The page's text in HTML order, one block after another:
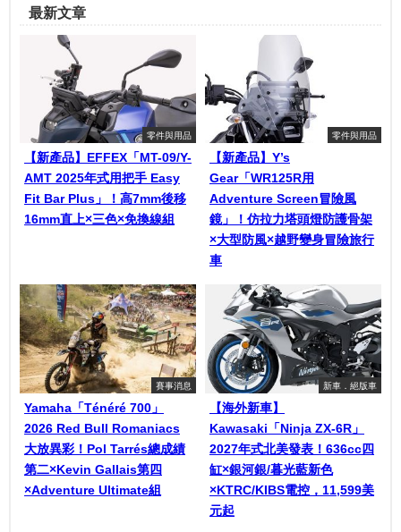
最新文章
零件與用品
【新產品】EFFEX「MT-09/Y-
AMT 2025年式用把手 Easy
Fit Bar Plus」！高7mm後移
16mm直上×三色×免換線組
零件與用品
【新產品】Y’s
Gear「WR125R用
Adventure Screen冒險風
鏡」！仿拉力塔頭燈防護骨架
×大型防風×越野變身冒險旅行
車
賽事消息
Yamaha「Ténéré 700」
2026 Red Bull Romaniacs
大放異彩！Pol Tarrés總成績
第二×Kevin Gallais第四
×Adventure Ultimate組
新車．絕版車
【海外新車】
Kawasaki「Ninja ZX-6R」
2027年式北美發表！636cc四
缸×銀河銀/暮光藍新色
×KTRC/KIBS電控，11,599美
元起